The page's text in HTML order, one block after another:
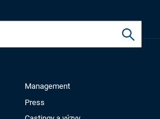
Management
Press